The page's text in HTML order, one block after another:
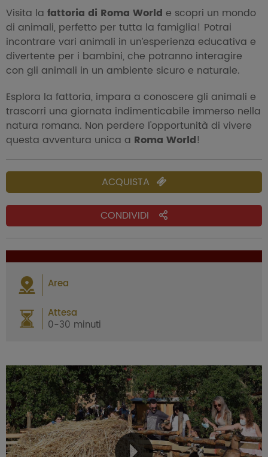
Visita la fattoria di Roma World e scopri un mondo
di animali, perfetto per tutta la famiglia! Potrai
incontrare vari animali in un’esperienza educativa e
divertente per i bambini, che potranno interagire
con gli animali in un ambiente sicuro e naturale.
Esplora la fattoria, impara a conoscere gli animali e
trascorri una giornata indimenticabile immerso nella
natura romana. Non perdere l'opportunità di vivere
questa avventura unica a Roma World!
ACQUISTA
CONDIVIDI
Area
Attesa
0-30 minuti